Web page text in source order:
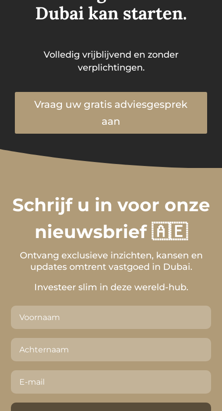
Dubai kan starten.
Volledig vrijblijvend en zonder
verplichtingen.
Vraag uw gratis adviesgesprek
aan
Schrijf u in voor onze
nieuwsbrief 🇦🇪
Ontvang exclusieve inzichten, kansen en
updates omtrent vastgoed in Dubai.
Investeer slim in deze wereld-hub.